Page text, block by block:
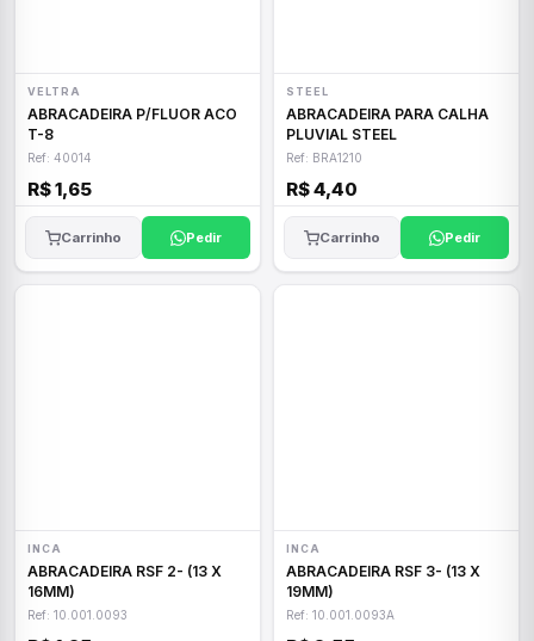
VELTRA
ABRACADEIRA P/FLUOR ACO
T-8
Ref: 40014
R$ 1,65
Carrinho Pedir
STEEL
ABRACADEIRA PARA CALHA
PLUVIAL STEEL
Ref: BRA1210
R$ 4,40
Carrinho Pedir
INCA
ABRACADEIRA RSF 2- (13 X
16MM)
Ref: 10.001.0093
INCA
ABRACADEIRA RSF 3- (13 X
19MM)
Ref: 10.001.0093A